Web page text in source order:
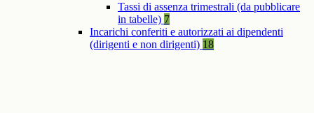
Tassi di assenza trimestrali (da pubblicare
in tabelle) 7
Incarichi conferiti e autorizzati ai dipendenti
(dirigenti e non dirigenti) 18